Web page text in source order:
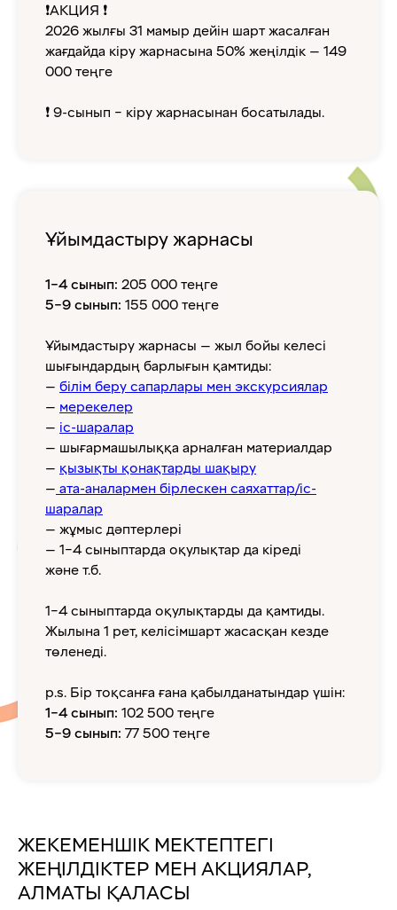
❗АКЦИЯ ❗
2026 жылғы 31 мамыр дейін шарт жасалған
жағдайда кіру жарнасына 50% жеңілдік — 149
000 теңге
❗ 9-сынып – кіру жарнасынан босатылады.
Ұйымдастыру жарнасы
1–4 сынып: 205 000 теңге
5–9 сынып: 155 000 теңге
Ұйымдастыру жарнасы — жыл бойы келесі
шығындардың барлығын қамтиды:
— білім беру сапарлары мен экскурсиялар
— мерекелер
— іс-шаралар
— шығармашылыққа арналған материалдар
— қызықты қонақтарды шақыру
— ата-аналармен бірлескен саяхаттар/іс-
шаралар
— жұмыс дәптерлері
— 1–4 сыныптарда оқулықтар да кіреді
және т.б.
1–4 сыныптарда оқулықтарды да қамтиды.
Жылына 1 рет, келісімшарт жасасқан кезде
төленеді.
p.s. Бір тоқсанға ғана қабылданатындар үшін:
1–4 сынып: 102 500 теңге
5–9 сынып: 77 500 теңге
ЖЕКЕМЕНШІК МЕКТЕПТЕГІ
ЖЕҢІЛДІКТЕР МЕН АКЦИЯЛАР,
АЛМАТЫ ҚАЛАСЫ